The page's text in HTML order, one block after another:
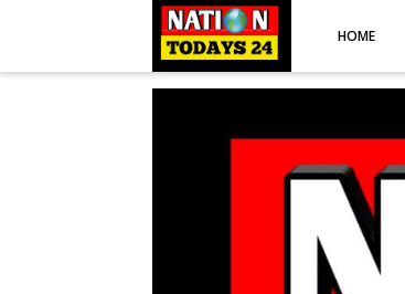
HOME